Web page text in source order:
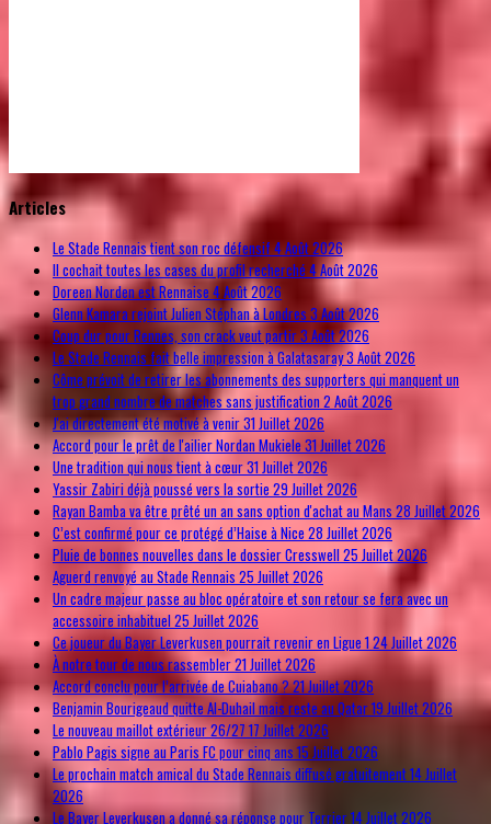
© Free Joomla! 3 Modules VinaGecko.com
Articles
Le Stade Rennais tient son roc défensif 4 Août 2026
Il cochait toutes les cases du profil recherché 4 Août 2026
Doreen Norden est Rennaise 4 Août 2026
Glenn Kamara rejoint Julien Stéphan à Londres 3 Août 2026
Coup dur pour Rennes, son crack veut partir3 Août 2026
Le Stade Rennais fait belle impression à Galatasaray3 Août 2026
Côme prévoit de retirer les abonnements des supporters qui manquent un
trop grand nombre de matches sans justification 2 Août 2026
J'ai directement été motivé à venir31 Juillet 2026
Accord pour le prêt de l'ailier Nordan Mukiele31 Juillet 2026
Une tradition qui nous tient à cœur31 Juillet 2026
Yassir Zabiri déjà poussé vers la sortie 29 Juillet 2026
Rayan Bamba va être prêté un an sans option d'achat au Mans 28 Juillet 2026
C’est confirmé pour ce protégé d’Haise à Nice 28 Juillet 2026
Pluie de bonnes nouvelles dans le dossier Cresswell25 Juillet 2026
Aguerd renvoyé au Stade Rennais 25 Juillet 2026
Un cadre majeur passe au bloc opératoire et son retour se fera avec un
accessoire inhabituel25 Juillet 2026
Ce joueur du Bayer Leverkusen pourrait revenir en Ligue 124 Juillet 2026
À notre tour de nous rassembler21 Juillet 2026
Accord conclu pour l’arrivée de Cuiabano ?21 Juillet 2026
Benjamin Bourigeaud quitte Al-Duhail mais reste au Qatar19 Juillet 2026
Le nouveau maillot extérieur 26/27 17 Juillet 2026
Pablo Pagis signe au Paris FC pour cinq ans 15 Juillet 2026
Le prochain match amical du Stade Rennais diffusé gratuitement14 Juillet
2026
Le Bayer Leverkusen a donné sa réponse pour Terrier14 Juillet 2026